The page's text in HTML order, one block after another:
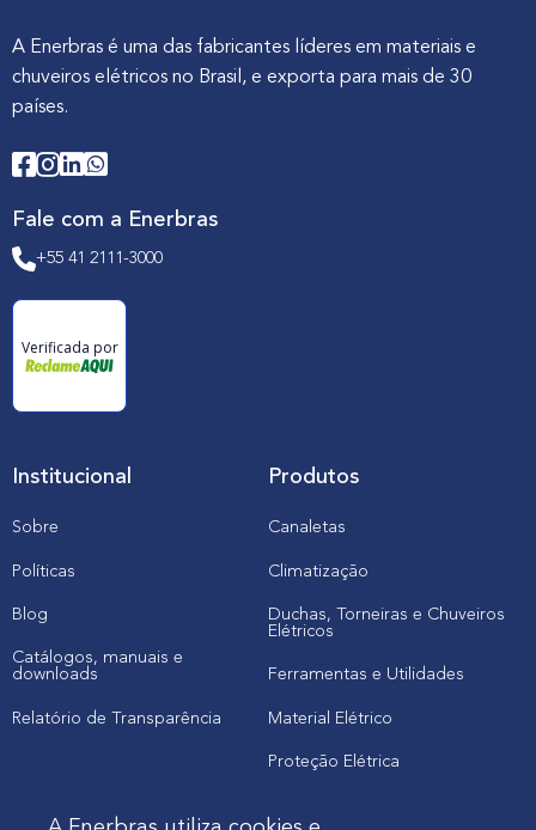
A Enerbras é uma das fabricantes líderes em materiais e
chuveiros elétricos no Brasil, e exporta para mais de 30
países.
Fale com a Enerbras
+55 41 2111-3000
Verificada por
Institucional
Sobre
Políticas
Blog
Catálogos, manuais e
downloads
Relatório de Transparência
Produtos
Canaletas
Climatização
Duchas, Torneiras e Chuveiros
Elétricos
Ferramentas e Utilidades
Material Elétrico
Proteção Elétrica